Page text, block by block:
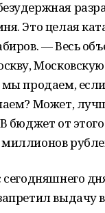
Это целая
— Весь
продаем,
Может,
В бюджет от
выдачу